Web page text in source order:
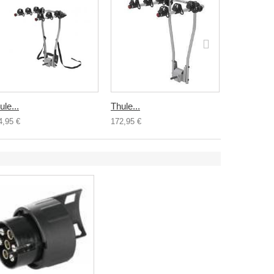
€
Thule...
172,95 €